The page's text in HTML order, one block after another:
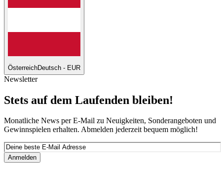
ÖsterreichDeutsch - EUR
Newsletter
Stets auf dem Laufenden bleiben!
Monatliche News per E-Mail zu Neuigkeiten, Sonderangeboten und
Gewinnspielen erhalten. Abmelden jederzeit bequem möglich!
Anmelden